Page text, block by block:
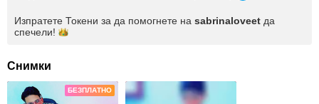
Изпратете Токени за да помогнете на sabrinaloveet да
спечели!
Снимки
БЕЗПЛАТНО